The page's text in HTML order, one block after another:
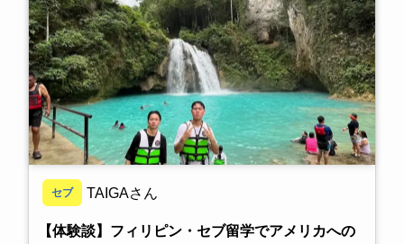
セブ TAIGAさん
【体験談】フィリピン・セブ留学でアメリカへの